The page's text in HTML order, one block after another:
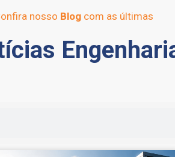
nosso Blogcom as últimas